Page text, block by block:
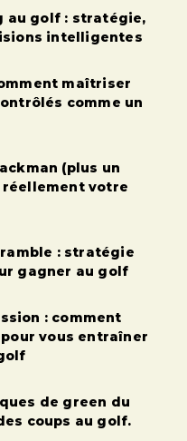
au golf : stratégie,
intelligentes
maîtriser
comme un
(plus un
votre
: stratégie
gagner au golf
: comment
vous entraîner
de green du
coups au golf.